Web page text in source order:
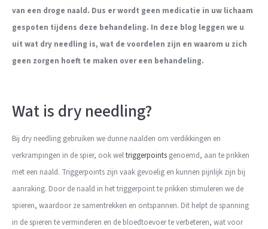
van een droge naald. Dus er wordt geen medicatie in uw lichaam
gespoten tijdens deze behandeling. In deze blog leggen we u
uit wat dry needling is, wat de voordelen zijn en waarom u zich
geen zorgen hoeft te maken over een behandeling.
Wat is dry needling?
Bij dry needling gebruiken we dunne naalden om verdikkingen en
verkrampingen in de spier, ook weltriggerpoints genoemd, aan te prikken
met een naald. Triggerpoints zijn vaak gevoelig en kunnen pijnlijk zijn bij
aanraking. Door de naald in het triggerpoint te prikken stimuleren we de
spieren, waardoor ze samentrekken en ontspannen. Dit helpt de spanning
in de spieren te verminderen en de bloedtoevoer te verbeteren, wat voor